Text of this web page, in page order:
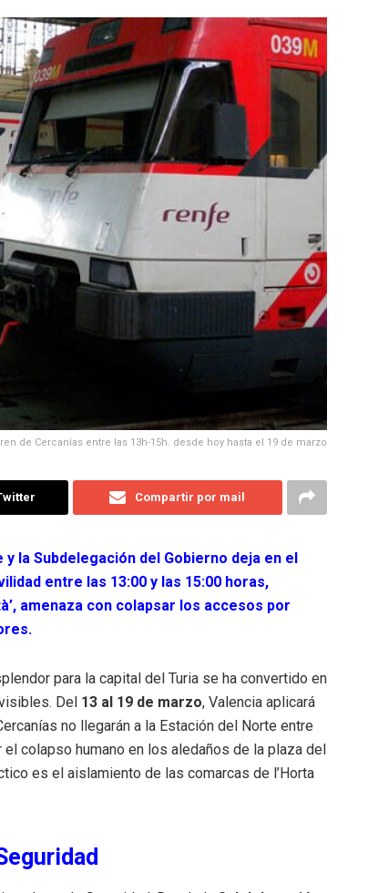
de Cercanías entre las 13h-15h. desde hoy hasta el 19 de marzo
Compartir por mail
la Subdelegación del Gobierno deja en el
entre las 13:00 y las 15:00 horas,
amenaza con colapsar los accesos por
para la capital del Turia se ha convertido en
Del 13 al 19 de marzo, Valencia aplicará
no llegarán a la Estación del Norte entre
colapso humano en los aledaños de la plaza del
es el aislamiento de las comarcas de l’Horta